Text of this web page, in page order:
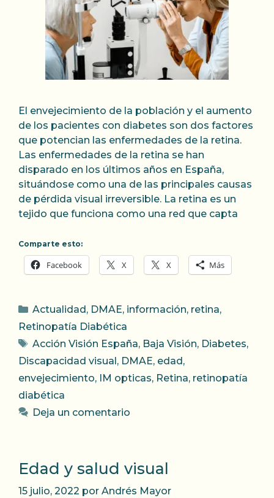
El envejecimiento de la población y el aumento
de los pacientes con diabetes son dos factores
que potencian las enfermedades de la retina.
Las enfermedades de la retina se han
disparado en los últimos años en España,
situándose como una de las principales causas
de pérdida visual irreversible. La retina es un
tejido que funciona como una red que capta
Comparte esto:
Facebook X X Más
Categorías
Actualidad , DMAE, información, retina,
Retinopatía Diabética
Etiquetas
Acción Visión España, Baja Visión, Diabetes,
Discapacidad visual , DMAE, edad ,
envejecimiento, IM opticas, Retina, retinopatía
diabética
Deja un comentario
Edad y salud visual
15 julio, 2022 por Andrés Mayor